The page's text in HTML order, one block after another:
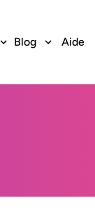
Blog Aide